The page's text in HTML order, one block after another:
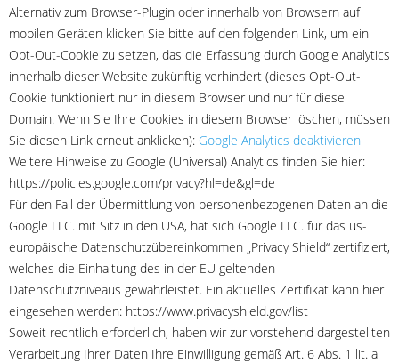
Alternativ zum Browser-Plugin oder innerhalb von Browsern auf
mobilen Geräten klicken Sie bitte auf den folgenden Link, um ein
Opt-Out-Cookie zu setzen, das die Erfassung durch Google Analytics
innerhalb dieser Website zukünftig verhindert (dieses Opt-Out-
Cookie funktioniert nur in diesem Browser und nur für diese
Domain. Wenn Sie Ihre Cookies in diesem Browser löschen, müssen
Sie diesen Link erneut anklicken): Google Analytics deaktivieren
Weitere Hinweise zu Google (Universal) Analytics finden Sie hier:
https://policies.google.com/privacy?hl=de&gl=de
Für den Fall der Übermittlung von personenbezogenen Daten an die
Google LLC. mit Sitz in den USA, hat sich Google LLC. für das us-
europäische Datenschutzübereinkommen „Privacy Shield“ zertifiziert,
welches die Einhaltung des in der EU geltenden
Datenschutzniveaus gewährleistet. Ein aktuelles Zertifikat kann hier
eingesehen werden: https://www.privacyshield.gov/list
Soweit rechtlich erforderlich, haben wir zur vorstehend dargestellten
Verarbeitung Ihrer Daten Ihre Einwilligung gemäß Art. 6 Abs. 1 lit. a